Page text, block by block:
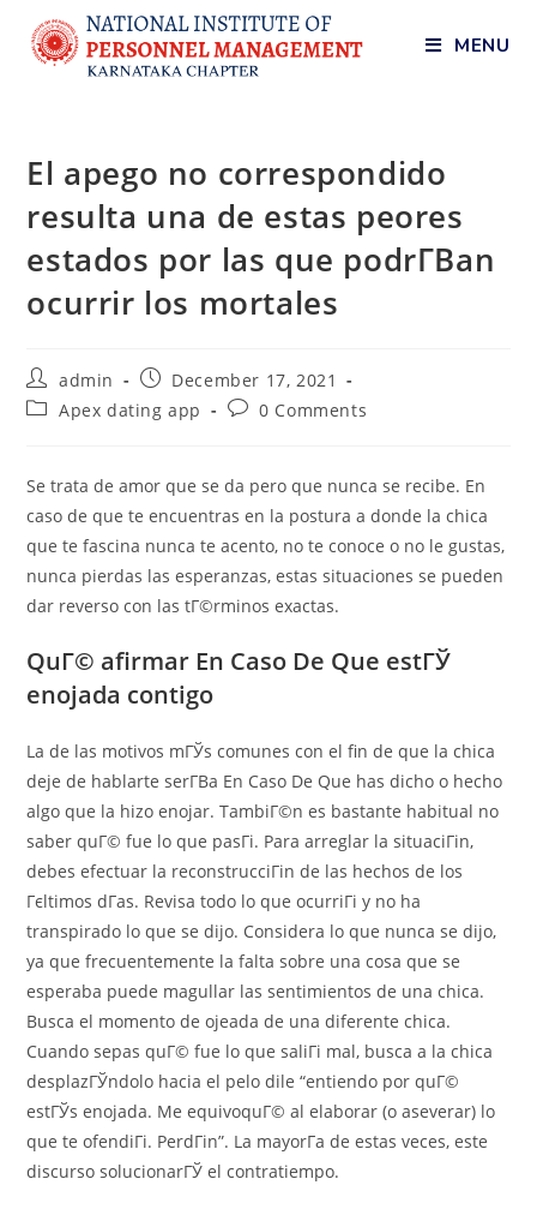
MENU
El apego no correspondido
resulta una de estas peores
estados por las que podrГ­В­an
ocurrir los mortales
admin
December 17, 2021
Apex dating app
0 Comments
Se trata de amor que se da pero que nunca se recibe. En
caso de que te encuentras en la postura a donde la chica
que te fascina nunca te acento, no te conoce o no le gustas,
nunca pierdas las esperanzas, estas situaciones se pueden
dar reverso con las tГ©rminos exactas.
QuГ© afirmar En Caso De Que estГЎ
enojada contigo
La de las motivos mГЎs comunes con el fin de que la chica
deje de hablarte serГ­В­a En Caso De Que has dicho o hecho
algo que la hizo enojar. TambiГ©n es bastante habitual no
saber quГ© fue lo que pasГі. Para arreglar la situaciГіn,
debes efectuar la reconstrucciГіn de las hechos de los
Гєltimos dГ­as. Revisa todo lo que ocurriГі y no ha
transpirado lo que se dijo. Considera lo que nunca se dijo,
ya que frecuentemente la falta sobre una cosa que se
esperaba puede magullar las sentimientos de una chica.
Busca el momento de ojeada de una diferente chica.
Cuando sepas quГ© fue lo que saliГі mal, busca a la chica
desplazГЎndolo hacia el pelo dile “entiendo por quГ©
estГЎs enojada. Me equivoquГ© al elaborar (o aseverar) lo
que te ofendiГі. PerdГіn”. La mayorГ­a de estas veces, este
discurso solucionarГЎ el contratiempo.